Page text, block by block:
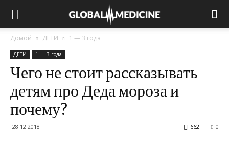
Домой ДЕТИ 1 — 3 года
ДЕТИ 1 — 3 года
Чего не стоит рассказывать
детям про Деда мороза и
почему?
28.12.2018 0
662